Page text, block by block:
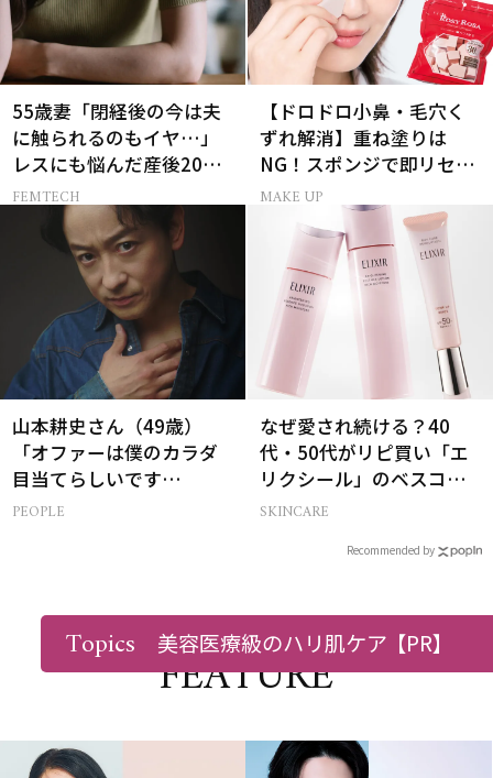
55歳妻「閉経後の今は夫
に触られるのもイヤ…」
レスにも悩んだ産後20年
の葛藤
FEMTECH
【ドロドロ小鼻・毛穴く
ずれ解消】重ね塗りは
NG！スポンジで即リセッ
トするプロ技
MAKE UP
山本耕史さん（49歳）
「オファーは僕のカラダ
目当てらしいです
（笑）」全編英語ミュー
PEOPLE
なぜ愛され続ける？40
代・50代がリピ買い「エ
リクシール」のベスコス
受賞名品3選
SKINCARE
Recommended by
FEATURE
Topics 美容医療級のハリ肌ケア【PR】